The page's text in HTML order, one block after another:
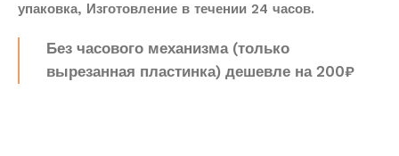
упаковка, Изготовление в течении 24 часов.
Без часового механизма (только
вырезанная пластинка) дешевле на 200₽